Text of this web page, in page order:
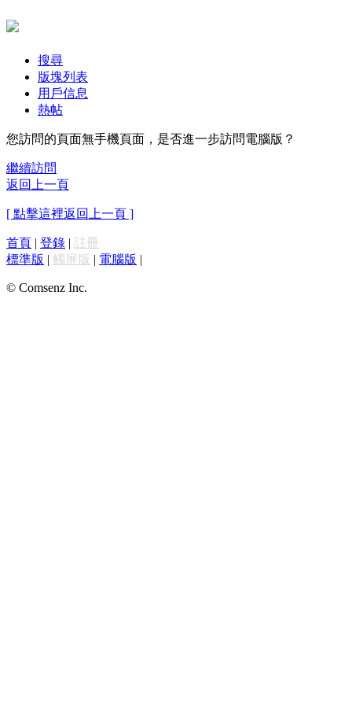
搜尋
版塊列表
用戶信息
熱帖
您訪問的頁面無手機頁面，是否進一步訪問電腦版？
繼續訪問
返回上一頁
[ 點擊這裡返回上一頁 ]
首頁 | 登錄 | 註冊
標準版 | 觸屏版 | 電腦版 |
© Comsenz Inc.